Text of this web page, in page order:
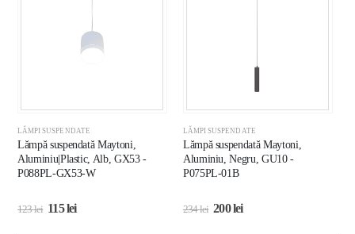
LĂMPI SUSPENDATE
Lămpă suspendată Maytoni,
Aluminiu|Plastic, Alb, GX53 -
P088PL-GX53-W
123lei 115lei
LĂMPI SUSPENDATE
Lămpă suspendată Maytoni,
Aluminiu, Negru, GU10 -
P075PL-01B
234lei 200lei